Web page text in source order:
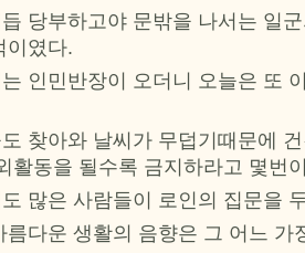
당부하고야 문밖을 나서는 일
이였다.
는 인민반장이 오더니 오늘은 또
찾아와 날씨가 무덥기때문에
활동을 될수록 금지하라고 몇번
도 많은 사람들이 로인의 집문을
름다운 생활의 음향은 그 어느 가